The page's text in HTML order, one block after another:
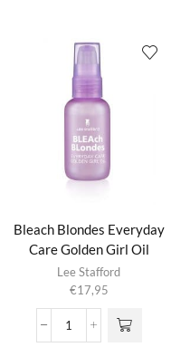
aantal
Bleach Blondes Everyday
Care Golden Girl Oil
Lee Stafford
€17,95
Bleach